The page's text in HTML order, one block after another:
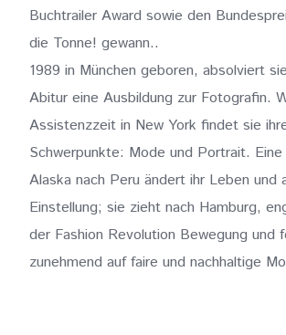
Buchtrailer Award sowie den
die Tonne! gewann..
1989 in München geboren, absolviert
Abitur eine Ausbildung zur Fotografin.
Assistenzzeit in New York findet sie
Schwerpunkte: Mode und Portrait.
Alaska nach Peru ändert ihr Leben und
Einstellung; sie zieht nach Hamburg,
der Fashion Revolution Bewegung und
zunehmend auf faire und nachhaltige